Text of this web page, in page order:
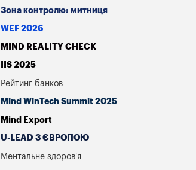
Зона контролю: митниця
WEF 2026
MIND REALITY CHECK
IIS 2025
Рейтинг банков
Mind WinTech Summit 2025
Mind Export
U-LEAD З ЄВРОПОЮ
Ментальне здоров'я